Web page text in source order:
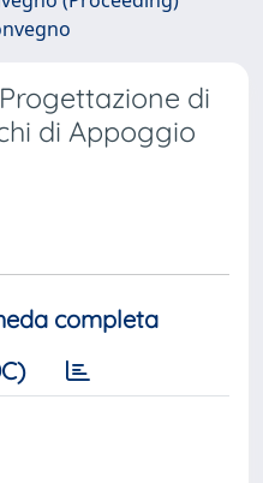
di
di Appoggio
completa